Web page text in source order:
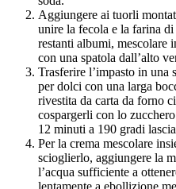
Aggiungere ai tuorli
unire la fecola e la farina
restanti albumi, mescolare
con una spatola dall’alto
Trasferire l’impasto in una
per dolci con una larga
rivestita da carta da forno
cospargerli con lo
12 minuti a 190 gradi
Per la crema mescolare
scioglierlo, aggiungere la
l’acqua sufficiente a
lentamente a ebollizione